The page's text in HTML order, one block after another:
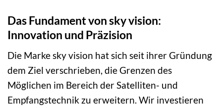
Das Fundament von sky vision:
Innovation und Präzision
Die Marke sky vision hat sich seit ihrer Gründung
dem Ziel verschrieben, die Grenzen des
Möglichen im Bereich der Satelliten- und
Empfangstechnik zu erweitern. Wir investieren